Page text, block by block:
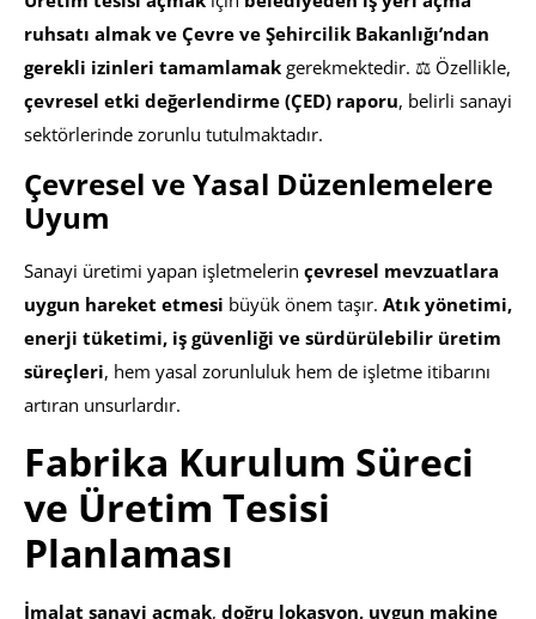
ruhsatı almak ve Çevre ve Şehircilik Bakanlığı’ndan
gerekli izinleri tamamlamak gerekmektedir. ⚖ Özellikle,
çevresel etki değerlendirme (ÇED) raporu, belirli sanayi
sektörlerinde zorunlu tutulmaktadır.
Çevresel ve Yasal Düzenlemelere
Uyum
Sanayi üretimi yapan işletmelerin çevresel mevzuatlara
uygun hareket etmesi büyük önem taşır. Atık yönetimi,
enerji tüketimi, iş güvenliği ve sürdürülebilir üretim
süreçleri, hem yasal zorunluluk hem de işletme itibarını
artıran unsurlardır.
Fabrika Kurulum Süreci
ve Üretim Tesisi
Planlaması
İmalat sanayi açmak, doğru lokasyon, uygun makine